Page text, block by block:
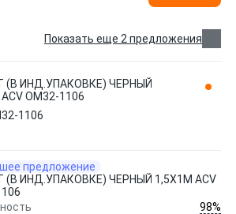
Показать еще 2 предложения
(В ИНД.УПАКОВКЕ) ЧЕРНЫЙ
OM32-1106
1106
предложение
(В ИНД.УПАКОВКЕ) ЧЕРНЫЙ 1,5X1М ACV
98%